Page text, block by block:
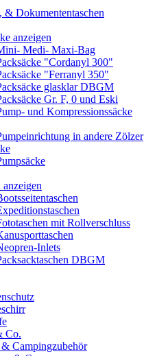
& Dokumententaschen
anzeigen
Medi- Maxi-Bag
"Cordanyl 300"
"Ferranyl 350"
glasklar DBGM
Gr. F, 0 und Eski
und Kompressionssäcke
in andere Zölzer
anzeigen
mit Rollverschluss
Inlets
DBGM
Co.
Campingzubehör